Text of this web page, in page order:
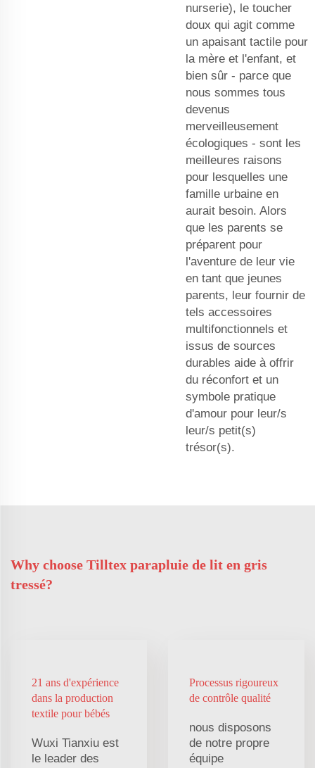
nurserie), le toucher
doux qui agit comme
un apaisant tactile pour
la mère et l'enfant, et
bien sûr - parce que
nous sommes tous
devenus
merveilleusement
écologiques - sont les
meilleures raisons
pour lesquelles une
famille urbaine en
aurait besoin. Alors
que les parents se
préparent pour
l'aventure de leur vie
en tant que jeunes
parents, leur fournir de
tels accessoires
multifonctionnels et
issus de sources
durables aide à offrir
du réconfort et un
symbole pratique
d'amour pour leur/s
leur/s petit(s)
trésor(s).
Why choose Tilltex parapluie de lit en gris
tressé?
21 ans d'expérience
dans la production
textile pour bébés
Wuxi Tianxiu est
le leader des
Processus rigoureux
de contrôle qualité
nous disposons
de notre propre
équipe